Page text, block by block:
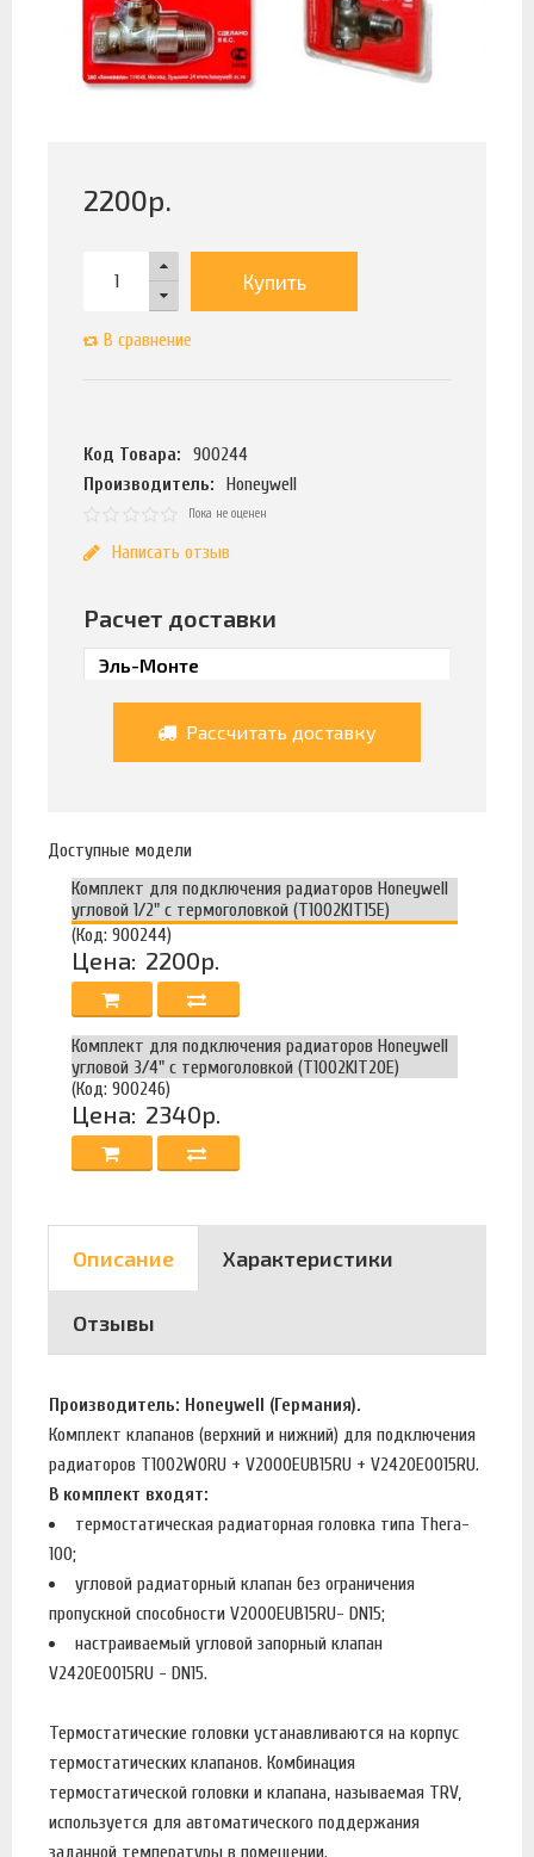
2200р.
Купить
В сравнение
Код Товара:
900244
Производитель:
Honeywell
Пока не оценен
Написать отзыв
Расчет доставки
Рассчитать доставку
Доступные модели
Комплект для подключения радиаторов Honeywell
угловой 1/2" с термоголовкой (T1002KIT15E)
(Код: 900244)
Цена: 2200р.
Комплект для подключения радиаторов Honeywell
угловой 3/4" с термоголовкой (T1002KIT20E)
(Код: 900246)
Цена: 2340р.
Описание Характеристики
Отзывы
Производитель: Honeywell (Германия).
Комплект клапанов (верхний и нижний) для подключения
радиаторов T1002W0RU + V2000EUB15RU + V2420E0015RU.
В комплект входят:
термостатическая радиаторная головка типа Thera-
100;
угловой радиаторный клапан без ограничения
пропускной способности V2000EUB15RU- DN15;
настраиваемый угловой запорный клапан
V2420E0015RU - DN15.
Термостатические головки устанавливаются на корпус
термостатических клапанов. Комбинация
термостатической головки и клапана, называемая TRV,
используется для автоматического поддержания
заданной температуры в помещении.